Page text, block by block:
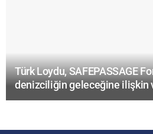
Türk Loydu, SAFEPASSAGE
denizciliğin geleceğine ilişkin